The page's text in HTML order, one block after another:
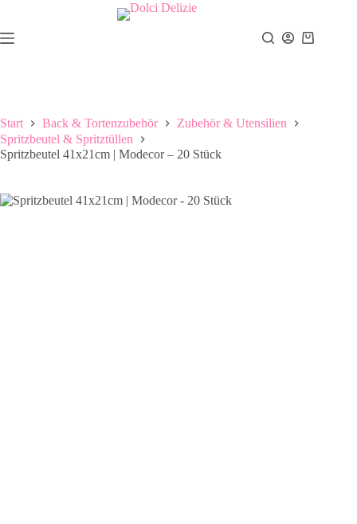
springen
Warenkorb
Start Back & Tortenzubehör
Zubehör & Utensilien
Spritzbeutel & Spritztüllen
Spritzbeutel 41x21cm | Modecor – 20 Stück